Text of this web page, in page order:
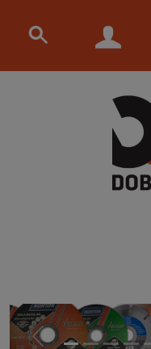
Előző